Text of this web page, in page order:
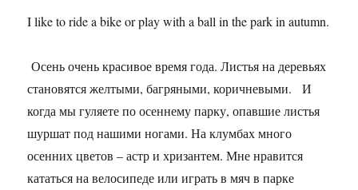
I like to ride a bike or play with a ball in the park in autumn.
Осень очень красивое время года. Листья на деревьях
становятся желтыми, багряными, коричневыми. И
когда мы гуляете по осеннему парку, опавшие листья
шуршат под нашими ногами. На клумбах много
осенних цветов – астр и хризантем. Мне нравится
кататься на велосипеде или играть в мяч в парке